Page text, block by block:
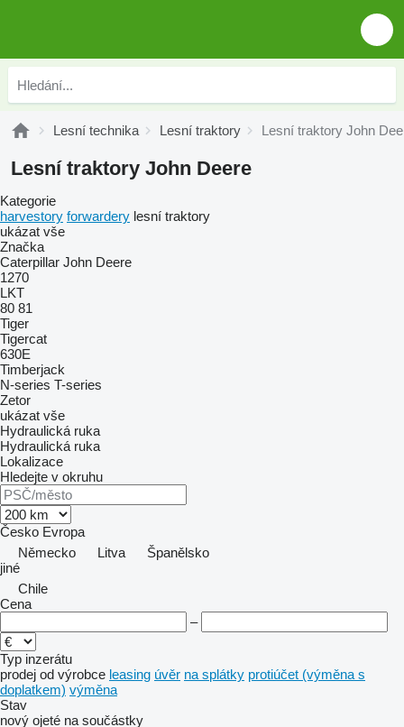
Lesní technika Lesní traktory Lesní traktory John
Lesní traktory John Deere
Kategorie
harvestory forwardery lesní traktory
ukázat vše
Značka
Caterpillar John Deere
1270
LKT
80 81
Tiger
Tigercat
630E
Timberjack
N-series T-series
Zetor
ukázat vše
Hydraulická ruka
Hydraulická ruka
Lokalizace
Hledejte v okruhu
Česko Evropa
Německo
Litva
Španělsko
jiné
Chile
Cena
–
Typ inzerátu
prodej od výrobce leasing úvěr na splátky protiúčet (výměna s
doplatkem) výměna
Stav
nový ojeté na součástky